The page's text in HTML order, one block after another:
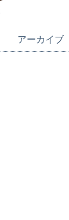
アーカイブ